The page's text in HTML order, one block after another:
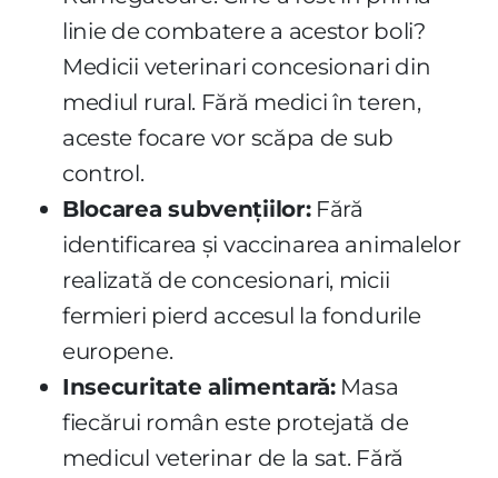
linie de combatere a acestor boli?
Medicii veterinari concesionari din
mediul rural. Fără medici în teren,
aceste focare vor scăpa de sub
control.
Blocarea subvențiilor:Fără
identificarea și vaccinarea animalelor
realizată de concesionari, micii
fermieri pierd accesul la fondurile
europene.
Insecuritate alimentară:Masa
fiecărui român este protejată de
medicul veterinar de la sat. Fără